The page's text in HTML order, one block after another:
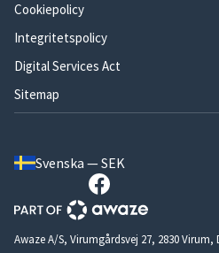
Cookiepolicy
Integritetspolicy
Digital Services Act
Sitemap
Svenska — SEK
Awaze A/S, Virumgårdsvej 27, 2830 Virum,